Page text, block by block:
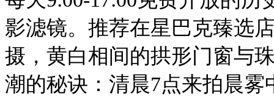
影滤镜。推荐在星巴克臻选
摄，黄白相间的拱形门窗与
潮的秘诀：清晨7点来拍晨